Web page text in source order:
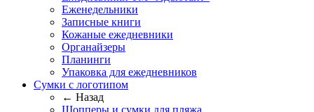
Еженедельники
Записные книги
Кожаные ежедневники
Органайзеры
Планинги
Упаковка для ежедневников
Сумки с логотипом
← Назад
Шопперы и сумки для пляжа